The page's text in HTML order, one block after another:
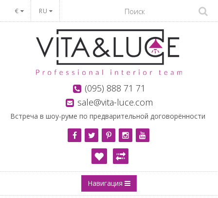
€ RU
(095) 888 71 71
sale@vita-luce.com
Встреча в шоу-руме по предварительной договорённости
Навигация